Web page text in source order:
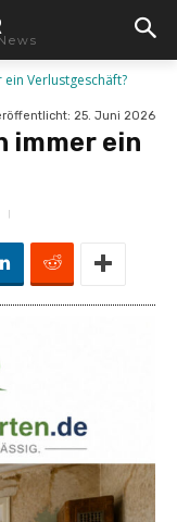
Verlustgeschäft?
25. Juni 2026
immer ein